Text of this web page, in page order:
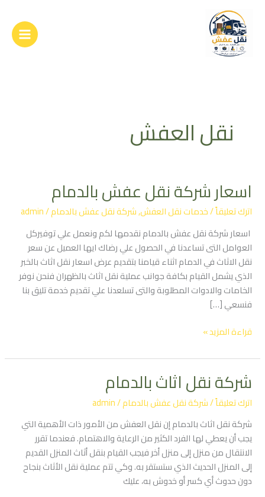
المحتوى
نقل العفش
اسعار شركة نقل عفش بالدمام
اترك تعليقاً/خدمات نقل العفش,شركة نقل عفش بالدمام/
admin
اسعار شركة نقل عفش بالدمام نقدمها لكم ونعمل علي توفيركل
العوامل التى تساعدنا في الحصول علي رضاك ايها العميل عن سعر
نقل الاثاث في الدمام اثناء قيامنا بتقديم عرض اسعار نقل اثاث بالخبر
الذي يشمل القيام بكافة جوانب عملية نقل اثاث بالظهران فنحن نوفر
الخامات والادوات المطلوبة والتى تسلعدنا علي تقديم خدمة تليق بنا
فنسعي […]
اسعار
شركة
نقل
عفش
بالدمام
قراءة المزيد »
شركة نقل اثاث بالدمام
اترك تعليقاً/شركة نقل عفش بالدمام/
admin
شركة نقل اثاث بالدمام إن نقل العفش من الأمور ذات الأهمية التي
يجب أن يعطي لها الفرد الكثير من الرعاية والاهتمام. فعندما تقرر
الانتقال من منزل إلى منزل أخر فيجب القيام بنقل أثاث المنزل القديم
إلى المنزل الحديث الذي ستستقر به. وكي تتم عملية نقل الأثاث بنجاح
دون حدوث أي كسر أو خدوش به، عليك
شركة
نقل
اثاث
بالدمام